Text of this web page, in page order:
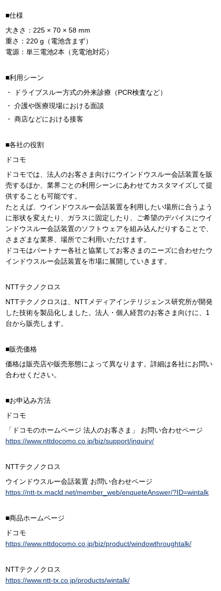
■仕様
大きさ：225 × 70 × 58 mm
重さ：220 g（電池含まず）
電源：単三電池2本（充電池対応）
■利用シーン
ドライブスルー方式の外来診療（PCR検査など）
介護や医療現場における面談
商店などにおける接客
■各社の役割
ドコモ
ドコモでは、法人のお客さま向けにウインドウスルー会話装置を販
売するほか、業界ごとの利用シーンにあわせてカスタマイズして提
供することも可能です。
たとえば、ウインドウスルー会話装置を利用したい場所に合うよう
に形状を変えたり、ガラスに固定したり、ご希望のデバイスにウイ
ンドウスルー会話装置のソフトウェアを組み込んだりすることで、
さまざまな業界、場所でご利用いただけます。
ドコモはパートナー各社と協業してお客さまのニーズに合わせたウ
インドウスルー会話装置を市場に展開していきます。
NTTテクノクロス
NTTテクノクロスは、NTTメディアインテリジェンス研究所が開発
した技術を製品化しました。法人・個人経営のお客さま向けに、1
台から販売します。
■販売価格
価格は販売店や販売形態によって異なります。詳細は各社にお問い
合わせください。
■お申込み方法
ドコモ
「ドコモのホームページ 法人のお客さま」 お問い合わせページ
https://www.nttdocomo.co.jp/biz/support/inquiry/
NTTテクノクロス
ウインドウスルー会話装置 お問い合わせページ
https://ntt-tx.macld.net/member_web/enqueteAnswer/?ID=wintalk
■商品ホームページ
ドコモ
https://www.nttdocomo.co.jp/biz/product/windowthroughtalk/
NTTテクノクロス
https://www.ntt-tx.co.jp/products/wintalk/